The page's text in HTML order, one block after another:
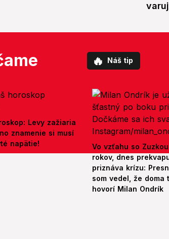
🔥 Náš tip
Levy zažiaria
znamenie si musí
napätie!
Vo vzťahu so
rokov, dnes
priznáva krízu:
som vedel, že doma
hovorí Milan Ondrík